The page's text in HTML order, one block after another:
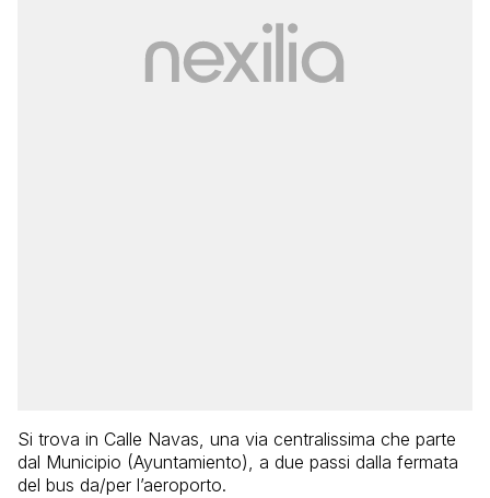
Si trova in Calle Navas, una via centralissima che parte
dal Municipio (Ayuntamiento), a due passi dalla fermata
del bus da/per l’aeroporto.